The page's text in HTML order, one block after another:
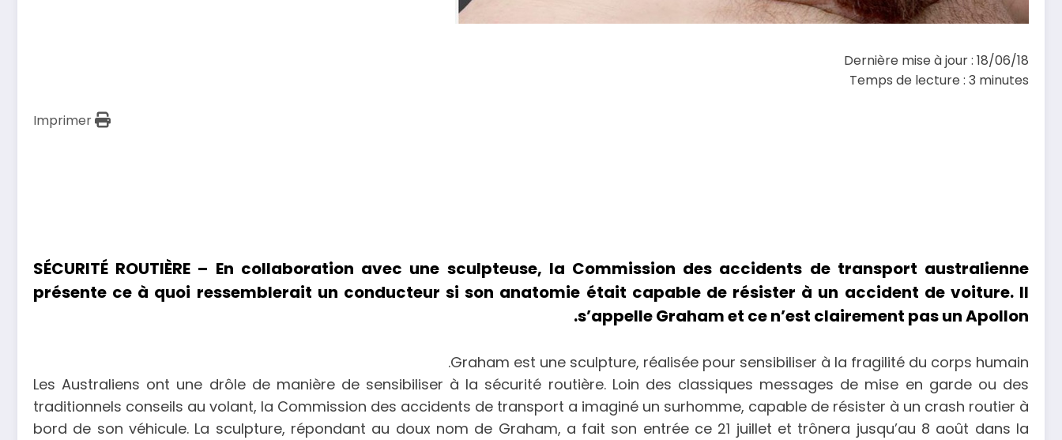
Dernière mise à jour : 18/06/18
Temps de lecture : 3 minutes
Imprimer
SÉCURITÉ ROUTIÈRE – En collaboration avec une sculpteuse, la Commission des accidents de transport australienne
présente ce à quoi ressemblerait un conducteur si son anatomie était capable de résister à un accident de voiture. Il
s’appelle Graham et ce n’est clairement pas un Apollon.
Graham est une sculpture, réalisée pour sensibiliser à la fragilité du corps humain.
Les Australiens ont une drôle de manière de sensibiliser à la sécurité routière. Loin des classiques messages de mise en garde ou des
traditionnels conseils au volant, la Commission des accidents de transport a imaginé un surhomme, capable de résister à un crash routier à
bord de son véhicule. La sculpture, répondant au doux nom de Graham, a fait son entrée ce 21 juillet et trônera jusqu’au 8 août dans la